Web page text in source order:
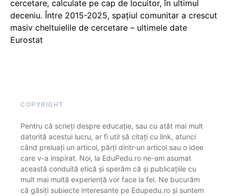
cercetare, calculate pe cap de locuitor, în ultimul
deceniu. Între 2015-2025, spațiul comunitar a crescut
masiv cheltuielile de cercetare – ultimele date
Eurostat
COPYRIGHT
Pentru că scrieți despre educație, sau cu atât mai mult
datorită acestui lucru, ar fi util să citați cu link, atunci
când preluați un articol, părți dintr-un articol sau o idee
care v-a inspirat. Noi, la EduPedu.ro ne-am asumat
această conduită etică și sperăm că și publicațiile cu
mult mai multă experiență vor face la fel. Ne bucurăm
că găsiți subiecte interesante pe Edupedu.ro și suntem